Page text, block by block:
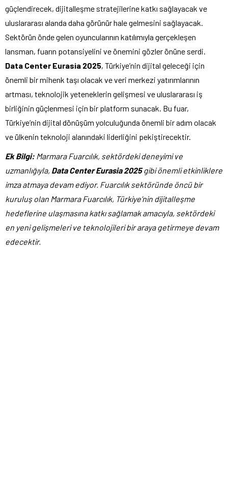
güçlendirecek, dijitalleşme stratejilerine katkı sağlayacak ve
uluslararası alanda daha görünür hale gelmesini sağlayacak.
Sektörün önde gelen oyuncularının katılımıyla gerçekleşen
lansman, fuarın potansiyelini ve önemini gözler önüne serdi.
Data Center Eurasia 2025, Türkiye’nin dijital geleceği için
önemli bir mihenk taşı olacak ve veri merkezi yatırımlarının
artması, teknolojik yeteneklerin gelişmesi ve uluslararası iş
birliğinin güçlenmesi için bir platform sunacak. Bu fuar,
Türkiye’nin dijital dönüşüm yolculuğunda önemli bir adım olacak
ve ülkenin teknoloji alanındaki liderliğini pekiştirecektir.
Ek Bilgi: Marmara Fuarcılık, sektördeki deneyimi ve
uzmanlığıyla, Data Center Eurasia 2025gibi önemli etkinliklere
imza atmaya devam ediyor. Fuarcılık sektöründe öncü bir
kuruluş olan Marmara Fuarcılık, Türkiye’nin dijitalleşme
hedeflerine ulaşmasına katkı sağlamak amacıyla, sektördeki
en yeni gelişmeleri ve teknolojileri bir araya getirmeye devam
edecektir.